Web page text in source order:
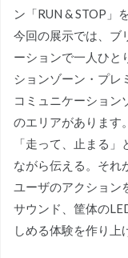
ン「RUN & STOP」
今回の展示では、ブ
ーションで一人ひと
ションゾーン・プレ
コミュニケーション
のエリアがあります
「走って、止まる
ながら伝える。それ
ユーザのアクション
サウンド、筐体の
しめる体験を作り上